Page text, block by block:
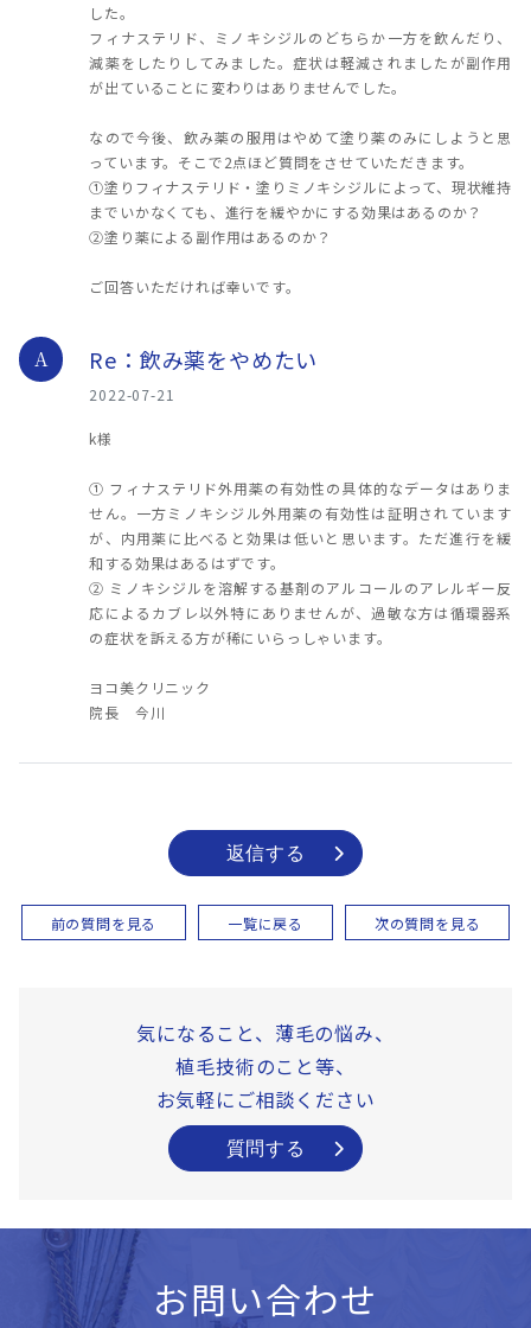
した。
フィナステリド、ミノキシジルのどちらか一方を飲んだり、
減薬をしたりしてみました。症状は軽減されましたが副作用
が出ていることに変わりはありませんでした。
なので今後、飲み薬の服用はやめて塗り薬のみにしようと思
っています。そこで2点ほど質問をさせていただきます。
①塗りフィナステリド・塗りミノキシジルによって、現状維持
までいかなくても、進行を緩やかにする効果はあるのか？
②塗り薬による副作用はあるのか？
ご回答いただければ幸いです。
A Re：飲み薬をやめたい
2022-07-21
k様
① フィナステリド外用薬の有効性の具体的なデータはありま
せん。一方ミノキシジル外用薬の有効性は証明されています
が、内用薬に比べると効果は低いと思います。ただ進行を緩
和する効果はあるはずです。
② ミノキシジルを溶解する基剤のアルコールのアレルギー反
応によるカブレ以外特にありませんが、過敏な方は循環器系
の症状を訴える方が稀にいらっしゃいます。
ヨコ美クリニック
院長 今川
返信する
前の質問を見る 一覧に戻る 次の質問を見る
気になること、薄毛の悩み、
植毛技術のこと等、
お気軽にご相談ください
質問する
お問い合わせ